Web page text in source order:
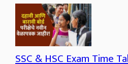
SSC & HSC Exam Time